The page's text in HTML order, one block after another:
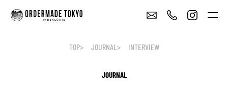
TOP JOURNAL INTERVIEW
JOURNAL